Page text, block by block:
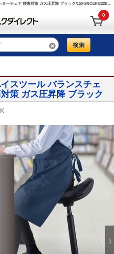
デスクチェア 姿勢矯正 ハイスツール バランスチェア カウンターチェア 腰痛対策 ガス圧昇降 ブラック/150-SNCERG22BK【デスクダイレクト】
0
スツール バランスチェ
策 ガス圧昇降 ブラック